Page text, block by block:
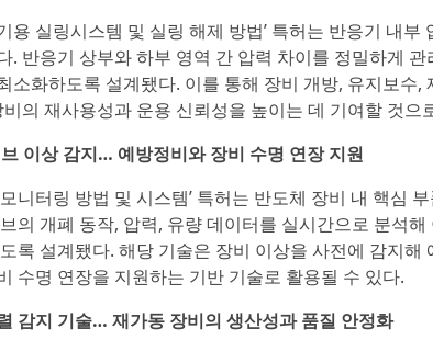
용 실링시스템 및 실링 해제 방법’ 특허는 반응기 내
. 반응기 상부와 하부 영역 간 압력 차이를 정밀하게
소화하도록 설계됐다. 이를 통해 장비 개방, 유지보수
의 재사용성과 운용 신뢰성을 높이는 데 기여할 것으
이상 감지… 예방정비와 장비 수명 연장 지원
모니터링 방법 및 시스템’ 특허는 반도체 장비 내 핵심
의 개폐 동작, 압력, 유량 데이터를 실시간으로 분석
록 설계됐다. 해당 기술은 장비 이상을 사전에 감지
수명 연장을 지원하는 기반 기술로 활용될 수 있다.
감지 기술… 재가동 장비의 생산성과 품질 안정화